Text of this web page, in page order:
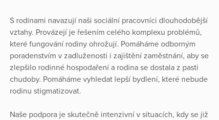
S rodinami navazují naši sociální pracovníci dlouhodobější
vztahy. Provázejí je řešením celého komplexu problémů,
které fungování rodiny ohrožují. Pomáháme odborným
poradenstvím v zadluženosti i zajištění zaměstnání, aby se
zlepšilo rodinné hospodaření a rodina se dostala z pasti
chudoby. Pomáháme vyhledat lepší bydlení, které nebude
rodinu stigmatizovat.
Naše podpora je skutečně intenzivní v situacích, kdy se již